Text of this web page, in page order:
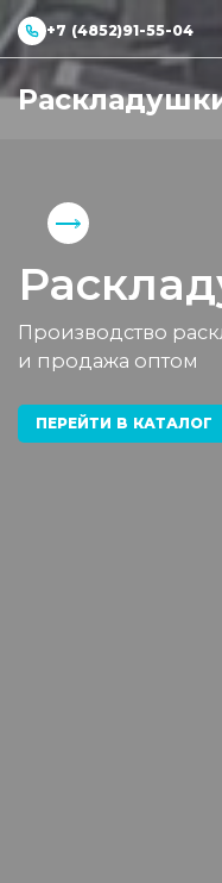
+7 (4852)91-55-04
Производство
и продажа оптом
ПЕРЕЙТИ В КАТАЛОГ